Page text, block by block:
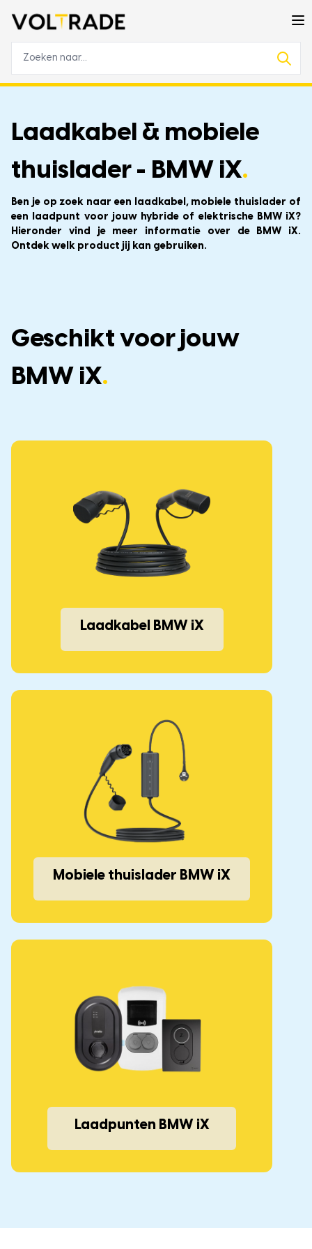
Laadkabel & mobiele
thuislader - BMW iX.
Ben je op zoek naar een laadkabel, mobiele thuislader of
een laadpunt voor jouw hybride of elektrische BMW iX?
Hieronder vind je meer informatie over de BMW iX.
Ontdek welk product jij kan gebruiken.
Geschikt voor jouw
BMW iX.
Laadkabel BMW iX
Mobiele thuislader BMW iX
Laadpunten BMW iX